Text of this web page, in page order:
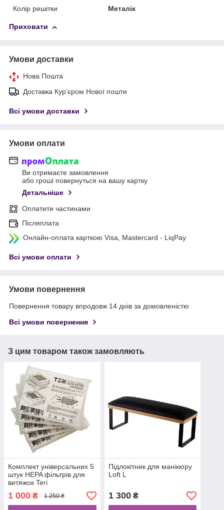
Колір решітки
Металік
Приховати
Умови доставки
Нова Пошта
Доставка Курʼєром Нової пошти
Всі умови доставки
Умови оплати
Ви отримаєте замовлення
або гроші повернуться на вашу картку
Детальніше
Оплатити частинами
Післяплата
Онлайн-оплата карткою Visa, Mastercard - LiqPay
Всі умови оплати
Умови повернення
Повернення товару впродовж 14 днів за домовленістю
Всі умови повернення
З цим товаром також замовляють
Комплект універсальних 5
штук HEPA фільтрів для
витяжок Teri
1 000 ₴ 1 250 ₴
Підлокітник для манікюру
Loft L
1 300₴